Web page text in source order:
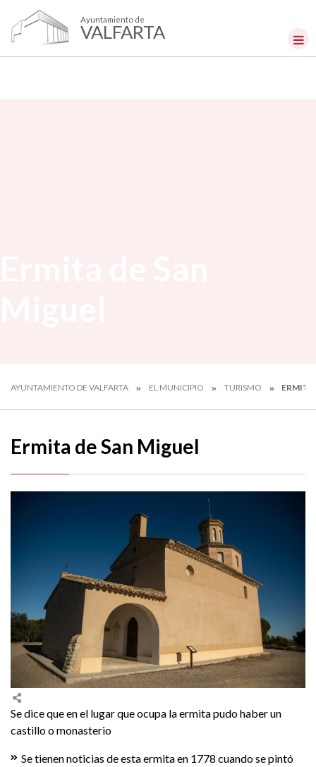
Ayuntamiento de
VALFARTA
AYUNTAMIENTO DE VALFARTA EL MUNICIPIO TURISMO ERMITA
Ermita de San Miguel
Se dice que en el lugar que ocupa la ermita pudo haber un
castillo o monasterio
Se tienen noticias de esta ermita en 1778 cuando se pintó